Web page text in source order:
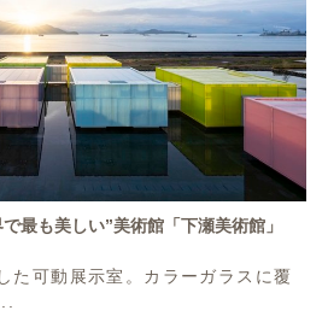
最も美しい”美術館「下瀬美術館」
た可動展示室。カラーガラスに覆